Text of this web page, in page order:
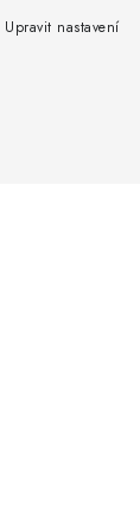
Upravit nastavení